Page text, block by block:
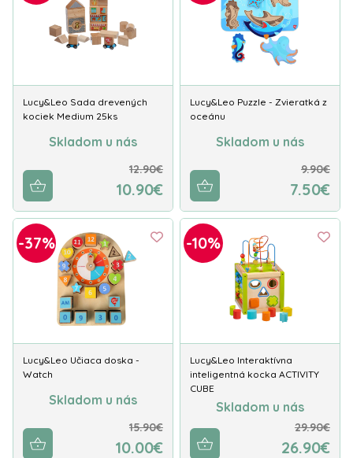
Lucy&Leo Sada drevených
kociek Medium 25ks
Skladom u nás
12.90€
10.90€
Lucy&Leo Puzzle - Zvieratká z
oceánu
Skladom u nás
9.90€
7.50€
-37%
Lucy&Leo Učiaca doska -
Watch
Skladom u nás
15.90€
10.00€
-10%
Lucy&Leo Interaktívna
inteligentná kocka ACTIVITY
CUBE
Skladom u nás
29.90€
26.90€